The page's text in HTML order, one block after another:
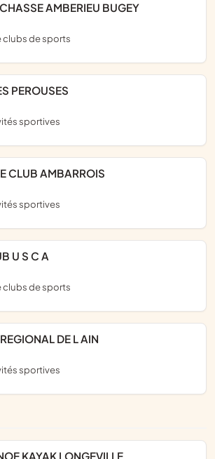
CHASSE AMBERIEU BUGEY
clubs de sports
PEROUSES
sportives
CLUB AMBARROIS
sportives
U S C A
clubs de sports
REGIONAL DE L AIN
sportives
KAYAK LONGEVILLE